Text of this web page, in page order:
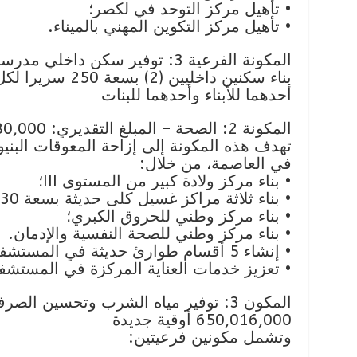
• تأهيل مركز التوحد في لكصر؛
• تأهيل مركز التكوين المهني بالميناء.
المكونة الفرعية 3: توفير سكن داخلي مدرسي:
أحدهما للأبناء وأحدهما للبنات
المكونة 2: الصحة – المبلغ التقديري: 1,136,080,000 أوقية جديدة
تهدف هذه المكونة إلى إزاحة المعوقات
في العاصمة، من خلال:
• بناء مركز ولادة كبير من المستوى III؛
• بناء ثلاثة مراكز غسيل كلى حديثة بسعة 30 سريرًا لكل منها؛
• بناء مركز وطني للحروق الكبري؛
• بناء مركز وطني للصحة النفسية والإدمان.
• إنشاء 5 أقسام طوارئ حديثة في المستشفيات؛
• تعزيز خدمات العناية المركزة في
المكون 3: توفير مياه الشرب وتحسين
650,016,000 أوقية جديدة
وتشمل مكونين فرعيتين: